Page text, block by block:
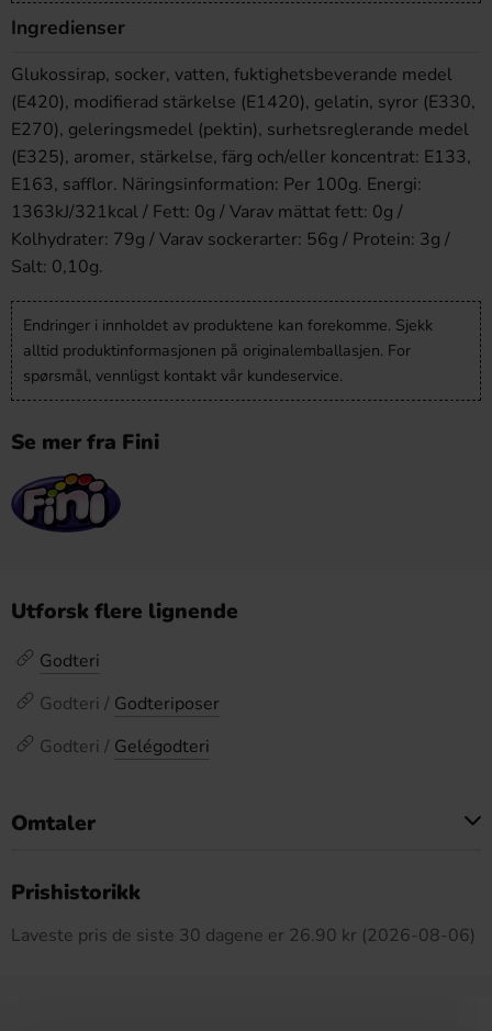
Ingredienser
Glukossirap, socker, vatten, fuktighetsbeverande medel
(E420), modifierad stärkelse (E1420), gelatin, syror (E330,
E270), geleringsmedel (pektin), surhetsreglerande medel
(E325), aromer, stärkelse, färg och/eller koncentrat: E133,
E163, safflor. Näringsinformation: Per 100g. Energi:
1363kJ/321kcal / Fett: 0g / Varav mättat fett: 0g /
Kolhydrater: 79g / Varav sockerarter: 56g / Protein: 3g /
Salt: 0,10g.
Endringer i innholdet av produktene kan forekomme. Sjekk
alltid produktinformasjonen på originalemballasjen. For
spørsmål, vennligst kontakt vår kundeservice.
Se mer fra Fini
Utforsk flere lignende
Godteri
Godteri / Godteriposer
Godteri / Gelégodteri
Omtaler
Prishistorikk
Laveste pris de siste 30 dagene er 26.90 kr (2026-08-06)